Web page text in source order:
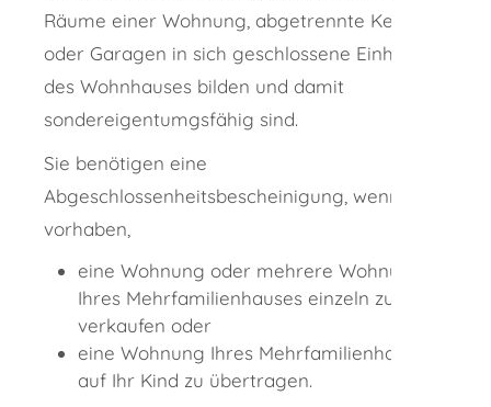
Räume einer Wohnung, abgetrennte Keller
oder Garagen in sich geschlossene Einheiten
des Wohnhauses bilden und damit
sondereigentumgsfähig sind.
Sie benötigen eine
Abgeschlossenheitsbescheinigung, wenn Sie
vorhaben,
eine Wohnung oder mehrere Wohnungen
Ihres Mehrfamilienhauses einzeln zu
verkaufen oder
eine Wohnung Ihres Mehrfamilienhauses
auf Ihr Kind zu übertragen.